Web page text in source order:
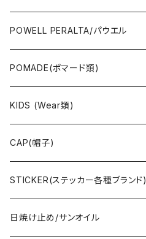
JAYADAMS/ジェイアダムス
WEAR(衣類)
Deck(スケートデッキ)
CAP/HAT(キャップ類)
OTHERS(ドックタウン小物)
POWELL PERALTA/パウエル
POMADE(ポマード類)
KIDS (Wear類)
CAP(帽子)
STICKER(ステッカー各種ブランド)
日焼け止め/サンオイル